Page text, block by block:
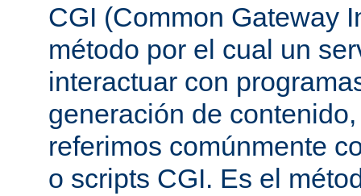
CGI (Common Gateway
método por el cual un
interactuar con
generación de
referimos comúnmente
o scripts CGI. Es el